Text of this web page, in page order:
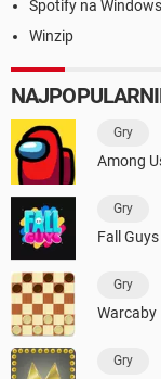
Spotify na Windows
Winzip
Gry
Among
Gry
Fall Guys
Gry
Warcaby
Gry